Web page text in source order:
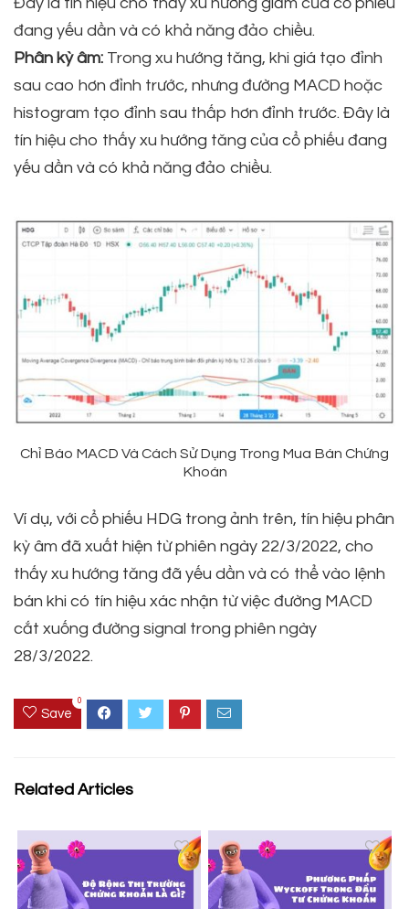
đang yếu dần và có khả năng đảo chiều.
Phân kỳ âm: Trong xu hướng tăng, khi giá tạo đỉnh
sau cao hơn đỉnh trước, nhưng đường MACD hoặc
histogram tạo đỉnh sau thấp hơn đỉnh trước. Đây là
tín hiệu cho thấy xu hướng tăng của cổ phiếu đang
yếu dần và có khả năng đảo chiều.
Chỉ Báo MACD Và Cách Sử Dụng Trong Mua Bán Chứng
Khoán
Ví dụ, với cổ phiếu HDG trong ảnh trên, tín hiệu phân
kỳ âm đã xuất hiện từ phiên ngày 22/3/2022, cho
thấy xu hướng tăng đã yếu dần và có thể vào lệnh
bán khi có tín hiệu xác nhận từ việc đường MACD
cắt xuống đường signal trong phiên ngày
28/3/2022.
Save
0
Related Articles